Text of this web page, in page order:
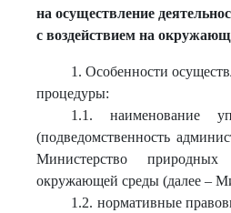
на осуществление
с воздействием на
1. Особенности
процедуры:
1.1. наименование
(подведомственность
Министерство
окружающей среды (далее –
1.2. нормативные